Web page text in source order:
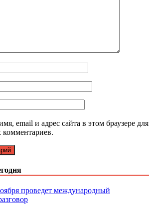
email и адрес сайта в этом браузере для